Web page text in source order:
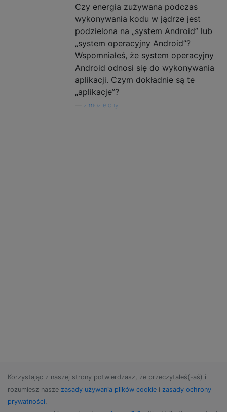
Czy energia zużywana podczas
wykonywania kodu w jądrze jest
podzielona na „system Android” lub
„system operacyjny Android”?
Wspomniałeś, że system operacyjny
Android odnosi się do wykonywania
aplikacji. Czym dokładnie są te
„aplikacje”?
zimozielony
Korzystając z naszej strony potwierdzasz, że przeczytałeś(-aś) i
rozumiesz nasze zasady używania plików cookie i zasady ochrony
prywatności.